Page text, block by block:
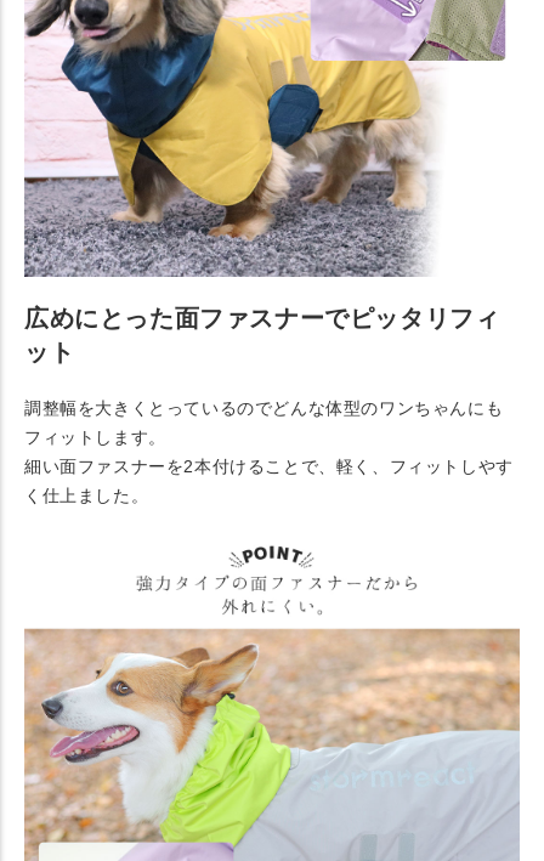
広めにとった面ファスナーでピッタリフィ
ット
調整幅を大きくとっているのでどんな体型のワンちゃんにも
フィットします。
細い面ファスナーを2本付けることで、軽く、フィットしやす
く仕上ました。